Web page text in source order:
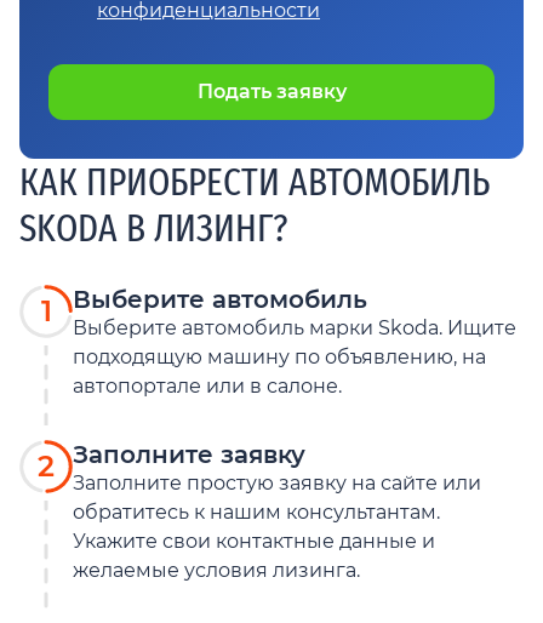
конфиденциальности
Подать заявку
КАК ПРИОБРЕСТИ АВТОМОБИЛЬ
SKODA В ЛИЗИНГ?
1 Выберите автомобиль
Выберите автомобиль марки Skoda. Ищите
подходящую машину по объявлению, на
автопортале или в салоне.
2 Заполните заявку
Заполните простую заявку на сайте или
обратитесь к нашим консультантам.
Укажите свои контактные данные и
желаемые условия лизинга.